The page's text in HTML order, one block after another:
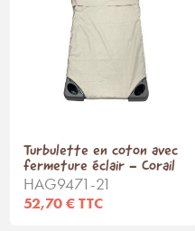
Turbulette en coton avec
fermeture éclair - Corail
HAG9471-21
52,70 € TTC